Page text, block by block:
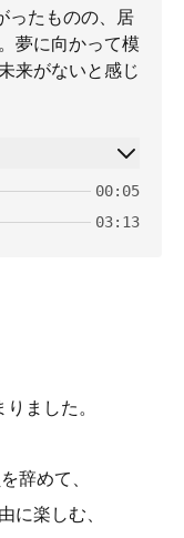
ったものの、居
夢に向かって模
来がないと感じ
00:05
03:13
ました。
辞めて、
に楽しむ、